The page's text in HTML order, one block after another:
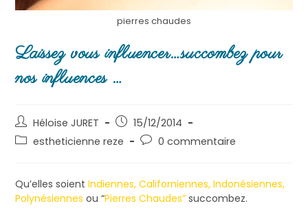
pierres chaudes
Laissez vous influencer…succombez pour
nos influences …
Héloise JURET
15/12/2014
estheticienne reze
0 commentaire
Qu’elles soientIndiennes, Californiennes, Indonésiennes,
Polynésiennes ou “Pierres Chaudes” succombez.